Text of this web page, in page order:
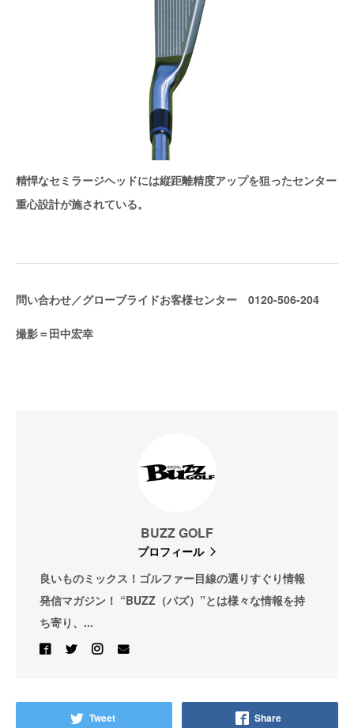
精悍なセミラージヘッドには縦距離精度アップを狙ったセンター
重心設計が施されている。
問い合わせ／グローブライドお客様センター 0120-506-204
撮影＝田中宏幸
BUZZ GOLF
プロフィール
良いものミックス！ゴルファー目線の選りすぐり情報
発信マガジン！ “BUZZ（バズ）”とは様々な情報を持
ち寄り、...
Tweet Share